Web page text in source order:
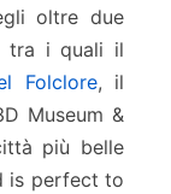
oltre due
tra i quali il
Folclore, il
Museum &
più belle
is perfect to